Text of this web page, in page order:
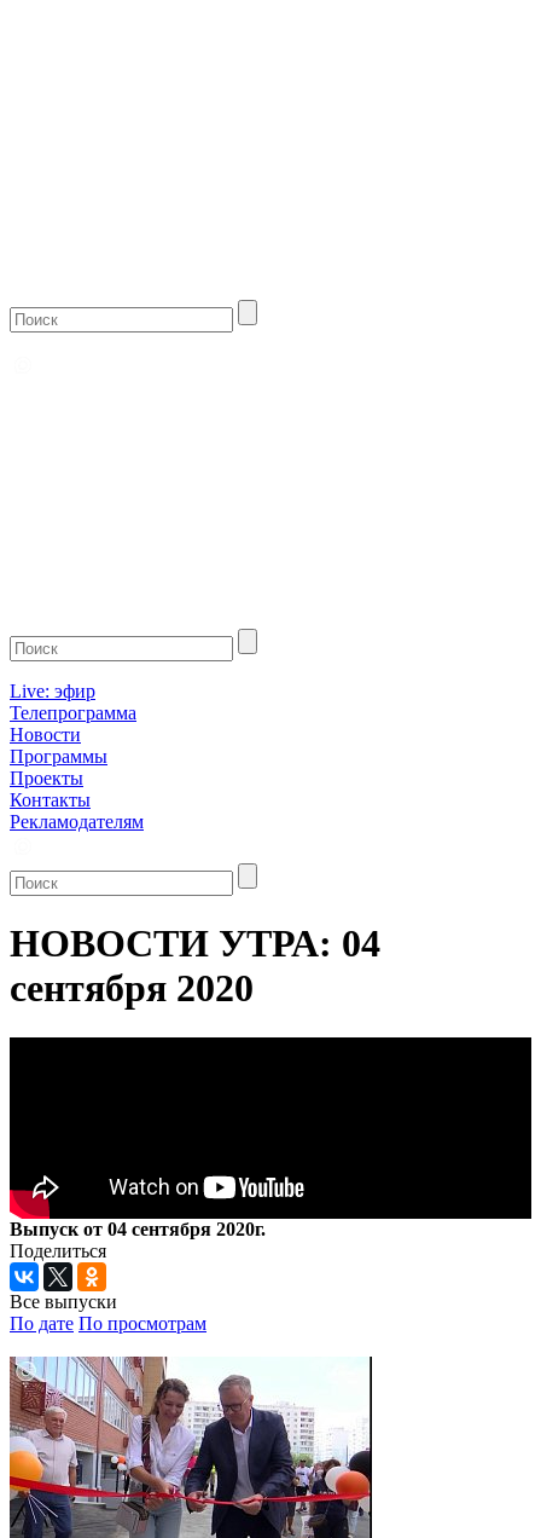
Live: эфир
Телепрограмма
Новости
Программы
Проекты
Контакты
Рекламодателям
НОВОСТИ УТРА: 04
сентября 2020
Выпуск от 04 сентября 2020г.
Поделиться
Все выпуски
По дате По просмотрам